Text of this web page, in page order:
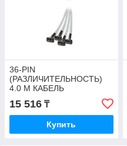
36-PIN
(РАЗЛИЧИТЕЛЬНОСТЬ)
4.0 М КАБЕЛЬ
15 516 ₸
Купить